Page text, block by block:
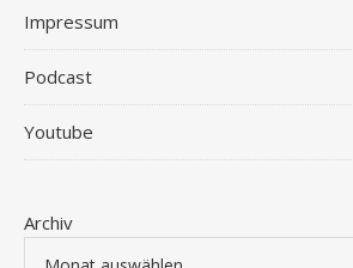
Impressum
Podcast
Youtube
Archiv